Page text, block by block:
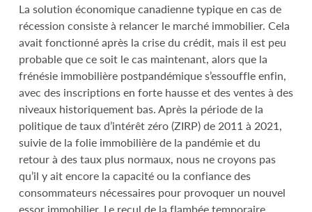
La solution économique canadienne typique en cas de
récession consiste à relancer le marché immobilier. Cela
avait fonctionné après la crise du crédit, mais il est peu
probable que ce soit le cas maintenant, alors que la
frénésie immobilière postpandémique s’essouffle enfin,
avec des inscriptions en forte hausse et des ventes à des
niveaux historiquement bas. Après la période de la
politique de taux d’intérêt zéro (ZIRP) de 2011 à 2021,
suivie de la folie immobilière de la pandémie et du
retour à des taux plus normaux, nous ne croyons pas
qu’il y ait encore la capacité ou la confiance des
consommateurs nécessaires pour provoquer un nouvel